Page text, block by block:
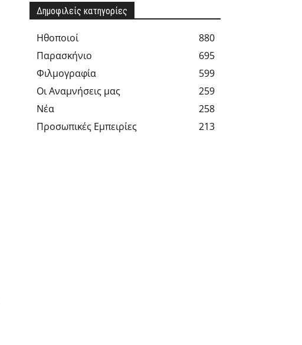
Δημοφιλείς κατηγορίες
Hθοποιοί
880
Παρασκήνιο
695
Φιλμογραφία
599
Οι Αναμνήσεις μας
259
Νέα
258
Προσωπικές Εμπειρίες
213